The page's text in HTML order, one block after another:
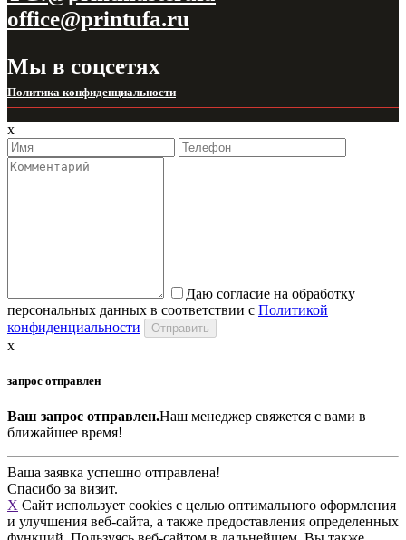
office@printufa.ru
Мы в соцсетях
Политика конфиденциальности
x
Даю согласие на обработку
персональных данных в соответствии с Политикой
конфиденциальности
x
запрос отправлен
Ваш запрос отправлен.Наш менеджер свяжется с вами в
ближайшее время!
Ваша заявка успешно отправлена!
Спасибо за визит.
X Сайт использует cookies с целью оптимального оформления
и улучшения веб-сайта, а также предоставления определенных